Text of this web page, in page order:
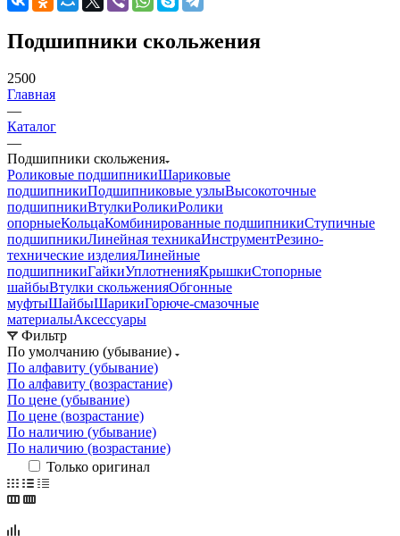
Подшипники скольжения
2500
Главная
—
Каталог
—
Подшипники скольжения
Роликовые подшипникиШариковые
подшипникиПодшипниковые узлыВысокоточные
подшипникиВтулкиРоликиРолики
опорныеКольцаКомбинированные подшипникиСтупичные
подшипникиЛинейная техникаИнструментРезино-
технические изделияЛинейные
подшипникиГайкиУплотненияКрышкиСтопорные
шайбыВтулки скольженияОбгонные
муфтыШайбыШарикиГорюче-смазочные
материалыАксессуары
Фильтр
По умолчанию (убывание)
По алфавиту (убывание)
По алфавиту (возрастание)
По цене (убывание)
По цене (возрастание)
По наличию (убывание)
По наличию (возрастание)
Только оригинал